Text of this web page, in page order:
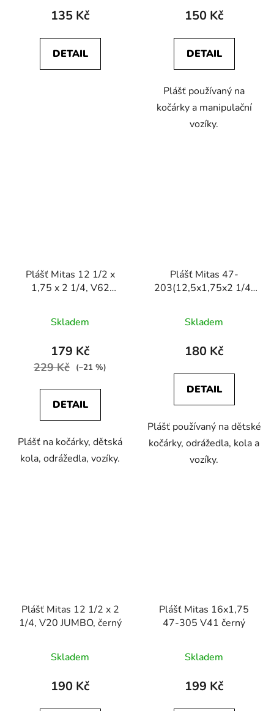
135 Kč
DETAIL
150 Kč
DETAIL
Plášť používaný na
kočárky a manipulační
vozíky.
Plášť Mitas 12 1/2 x
1,75 x 2 1/4, V62
Skladem
179 Kč
229 Kč (–21 %)
DETAIL
Plášť na kočárky, dětská
kola, odrážedla, vozíky.
Plášť Mitas 47-
203(12,5x1,75x2 1/4)
Skladem
180 Kč
DETAIL
Plášť používaný na dětské
kočárky, odrážedla, kola a
vozíky.
Plášť Mitas 12 1/2 x 2
1/4, V20 JUMBO, černý
Skladem
190 Kč
Plášť Mitas 16x1,75
47-305 V41 černý
Skladem
199 Kč